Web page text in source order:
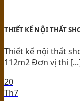
THIẾT KẾ NỘI THẤT
Thiết kế nội thất
112m2 Đơn vị thi
20
Th7